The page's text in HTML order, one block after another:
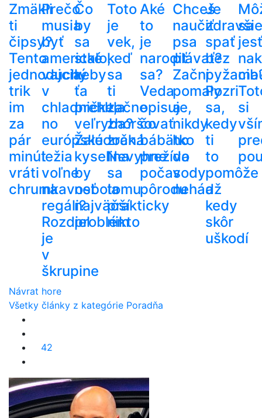
Zmäkli
ti
čipsy?
Tento
jednoduchý
trik
im
za
pár
minút
vráti
chrumkavosť
Prečo
musia
byť
americké
vajcia
v
chladničke,
no
európske
ležia
voľne
na
regáli?
Rozdiel
je
v
škrupine
Čo
by
sa
stalo,
keby
ťa
prehltla
veľryba?
Žalúdočná
kyselina
by
nebola
najväčší
problém
Toto
je
vek,
keď
sa
ti
začne
zhoršovať
zrak.
Nevyhne
sa
tomu
prakticky
nikto
Aké
to
je
narodiť
sa?
Veda
opisuje,
čo
bábätko
prežíva
počas
pôrodu
Chceš
naučiť
psa
plávať?
Začni
pomaly
a
nikdy
ho
do
vody
nehádž
Je
zdravšie
spať
bez
Pozri
sa,
kedy
ti
to
pomôže
a
kedy
skôr
uškodí
sa
jesť
si
Návrat hore
Všetky články z kategórie Poradňa
42